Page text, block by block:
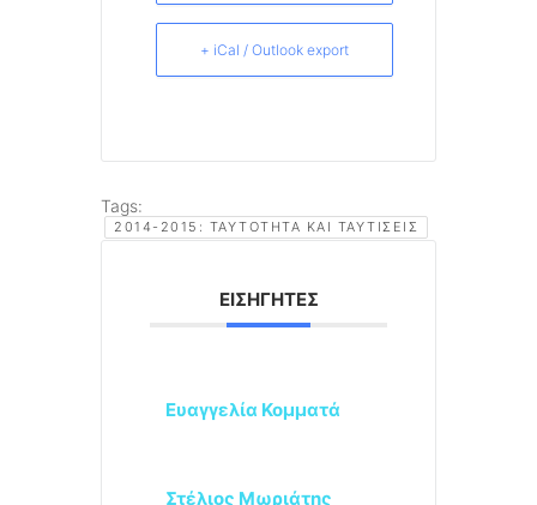
+ iCal / Outlook export
Tags:
2014-2015: ΤΑΥΤΌΤΗΤΑ ΚΑΙ ΤΑΥΤΊΣΕΙΣ
ΕΙΣΗΓΗΤΈΣ
Ευαγγελία Κομματά
Στέλιος Μωριάτης